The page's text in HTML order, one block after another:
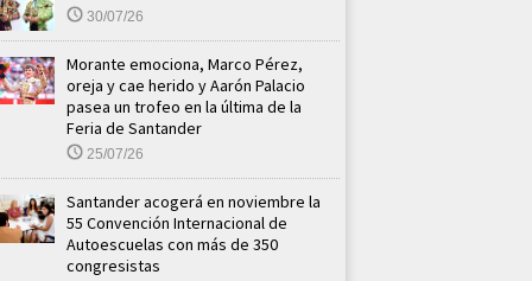
30/07/26
Morante emociona, Marco Pérez,
oreja y cae herido y Aarón Palacio
pasea un trofeo en la última de la
Feria de Santander
25/07/26
Santander acogerá en noviembre la
55 Convención Internacional de
Autoescuelas con más de 350
congresistas